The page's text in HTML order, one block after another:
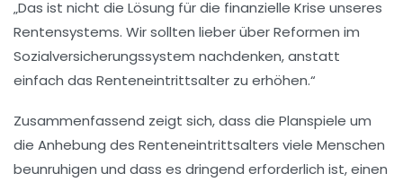
„Das ist nicht die Lösung für die finanzielle Krise unseres
Rentensystems. Wir sollten lieber über Reformen im
Sozialversicherungssystem nachdenken, anstatt
einfach das Renteneintrittsalter zu erhöhen.“
Zusammenfassend zeigt sich, dass die Planspiele um
die Anhebung des Renteneintrittsalters viele Menschen
beunruhigen und dass es dringend erforderlich ist, einen